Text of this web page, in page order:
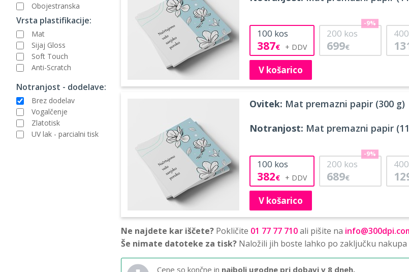
Obojestranska
Vrsta plastifikacije:
Mat
Sijaj Gloss
Soft Touch
Anti-Scratch
Notranjost - dodelave:
Brez dodelav
Vogalčenje
Zlatotisk
UV lak - parcialni tisk
100 kos
387€
200 kos
699€
-9%
400
V košarico
Ovitek: Mat premazni papir (300 g)
Notranjost: Mat premazni papir
100 kos
382€
200 kos
689€
-9%
400
V košarico
Ne najdete kar iščete? Pokličite 01 77 77 710ali pišite na
Še nimate datoteke za tisk? Naložili jih boste lahko po zaključku
Cene so končne in najbolj ugodne pri dobavi v 8 dneh.